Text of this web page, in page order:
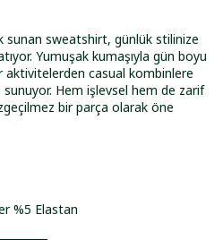
sunan sweatshirt, günlük stilinize
Yumuşak kumaşıyla gün boyu
casual kombinlere
sunuyor. Hem işlevsel hem de zarif
bir parça olarak öne
%5 Elastan